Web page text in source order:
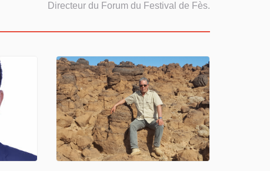
Directeur du Forum du Festival de Fès.